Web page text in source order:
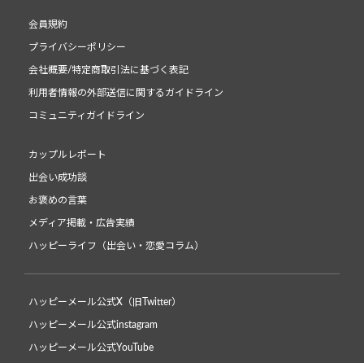
会員規約
プライバシーポリシー
会社概要/特定商取引法に基づく表記
利用者情報の外部送信に関するガイドライン
コミュニティガイドライン
カップルレポート
出会い成功談
お褒めの言葉
メディア掲載・広告実績
ハッピーライフ（出会い・恋愛コラム）
ハッピーメール公式X（旧Twitter）
ハッピーメール公式instagram
ハッピーメール公式YouTube